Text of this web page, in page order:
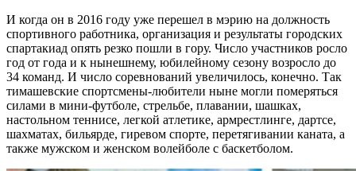
И когда он в 2016 году уже перешел в мэрию на должность
спортивного работника, организация и результаты городских
спартакиад опять резко пошли в гору. Число участников росло
год от года и к нынешнему, юбилейному сезону возросло до
34 команд. И число соревнований увеличилось, конечно. Так
тимашевские спортсмены-любители ныне могли померяться
силами в мини-футболе, стрельбе, плавании, шашках,
настольном теннисе, легкой атлетике, армрестлинге, дартсе,
шахматах, бильярде, гиревом спорте, перетягивании каната, а
также мужском и женском волейболе с баскетболом.